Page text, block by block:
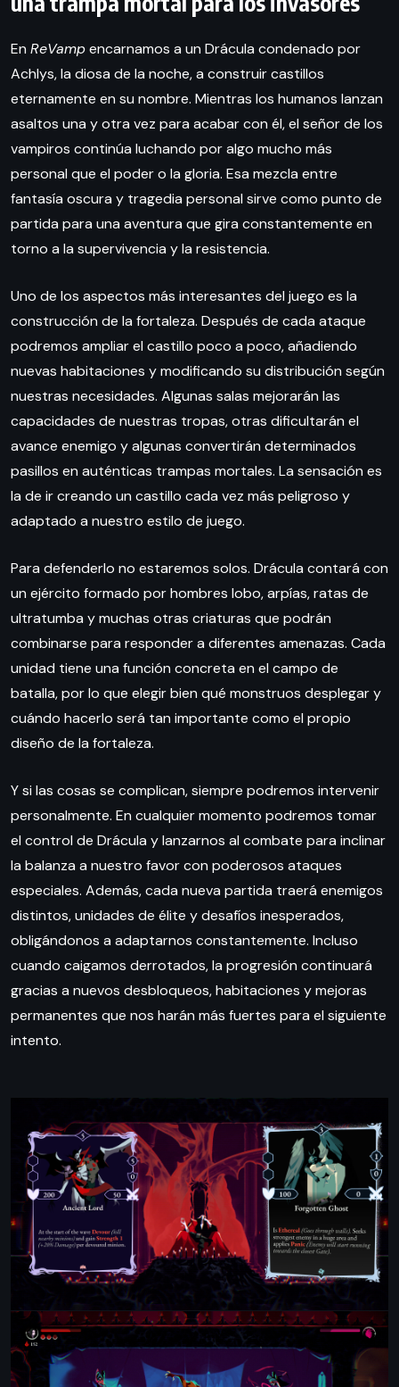
En ReVampencarnamos a un Drácula condenado por
Achlys, la diosa de la noche, a construir castillos
eternamente en su nombre. Mientras los humanos lanzan
asaltos una y otra vez para acabar con él, el señor de los
vampiros continúa luchando por algo mucho más
personal que el poder o la gloria. Esa mezcla entre
fantasía oscura y tragedia personal sirve como punto de
partida para una aventura que gira constantemente en
torno a la supervivencia y la resistencia.
Uno de los aspectos más interesantes del juego es la
construcción de la fortaleza. Después de cada ataque
podremos ampliar el castillo poco a poco, añadiendo
nuevas habitaciones y modificando su distribución según
nuestras necesidades. Algunas salas mejorarán las
capacidades de nuestras tropas, otras dificultarán el
avance enemigo y algunas convertirán determinados
pasillos en auténticas trampas mortales. La sensación es
la de ir creando un castillo cada vez más peligroso y
adaptado a nuestro estilo de juego.
Para defenderlo no estaremos solos. Drácula contará con
un ejército formado por hombres lobo, arpías, ratas de
ultratumba y muchas otras criaturas que podrán
combinarse para responder a diferentes amenazas. Cada
unidad tiene una función concreta en el campo de
batalla, por lo que elegir bien qué monstruos desplegar y
cuándo hacerlo será tan importante como el propio
diseño de la fortaleza.
Y si las cosas se complican, siempre podremos intervenir
personalmente. En cualquier momento podremos tomar
el control de Drácula y lanzarnos al combate para inclinar
la balanza a nuestro favor con poderosos ataques
especiales. Además, cada nueva partida traerá enemigos
distintos, unidades de élite y desafíos inesperados,
obligándonos a adaptarnos constantemente. Incluso
cuando caigamos derrotados, la progresión continuará
gracias a nuevos desbloqueos, habitaciones y mejoras
permanentes que nos harán más fuertes para el siguiente
intento.